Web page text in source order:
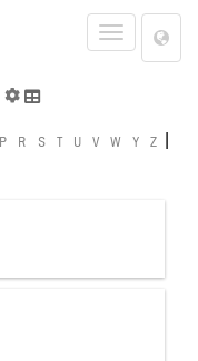
Toggle
P R S U V W Y Z